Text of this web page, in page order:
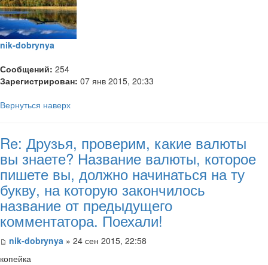
nik-dobrynya
Сообщений: 254
Зарегистрирован: 07 янв 2015, 20:33
Вернуться наверх
Re: Друзья, проверим, какие валюты
вы знаете? Название валюты, которое
пишете вы, должно начинаться на ту
букву, на которую закончилось
название от предыдущего
комментатора. Поехали!
nik-dobrynya » 24 сен 2015, 22:58
копейка